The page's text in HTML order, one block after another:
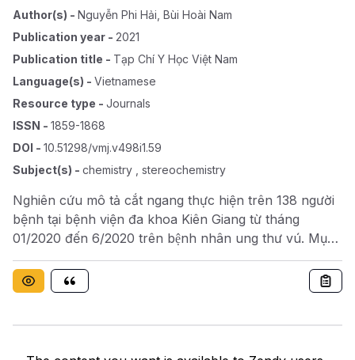
Author(s) - Nguyễn Phi Hải Bùi Hoài Nam
Publication year - 2021
Publication title - Tạp Chí Y Học Việt Nam
Language(s) - Vietnamese
Resource type - Journals
ISSN - 1859-1868
DOI - 10.51298/vmj.v498i1.59
Subject(s) - chemistry , stereochemistry
Nghiên cứu mô tả cắt ngang thực hiện trên 138 người
bệnh tại bệnh viện đa khoa Kiên Giang từ tháng
01/2020 đến 6/2020 trên bệnh nhân ung thư vú. Mục
tiêu làm ô tả đặc điểm lâm sàng, cận lâm sàng của
người bệnh ung thư vú. Phân tích chất lượng cuộc
sống liên quan đến điều trị, chăm sóc và một số yếu
hơn nam, tỷ lệ cao nhất ở nhóm tuổi 40 – 59 tuổi